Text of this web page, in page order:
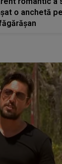
o anchetă